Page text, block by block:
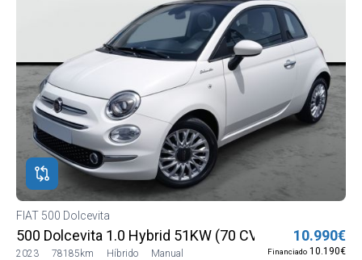
FIAT 500 Dolcevita
500 Dolcevita 1.0 Hybrid 51KW (70 CV) HIB SUAVE
2023 78185km Híbrido Manual
10.990€
Financiado 10.190€